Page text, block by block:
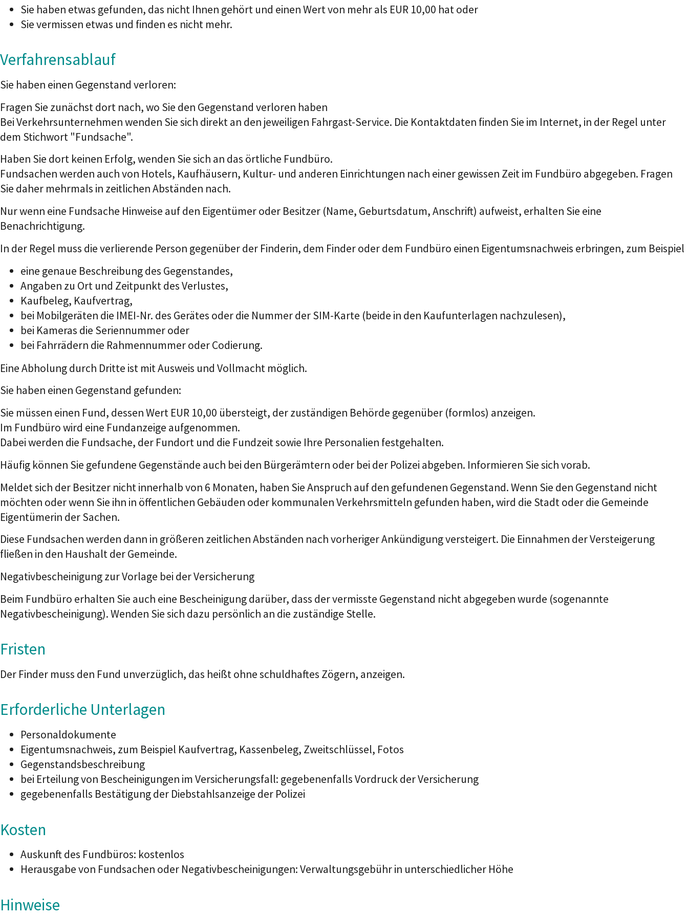
Sie haben etwas gefunden, das nicht Ihnen gehört und einen Wert von mehr als EUR 10,00 hat oder
Sie vermissen etwas und finden es nicht mehr.
Verfahrensablauf
Sie haben einen Gegenstand verloren:
Fragen Sie zunächst dort nach, wo Sie den Gegenstand verloren haben
Bei Verkehrsunternehmen wenden Sie sich direkt an den jeweiligen Fahrgast-Service. Die Kontaktdaten finden Sie im Internet, in der Regel unter
dem Stichwort "Fundsache".
Haben Sie dort keinen Erfolg, wenden Sie sich an das örtliche Fundbüro.
Fundsachen werden auch von Hotels, Kaufhäusern, Kultur- und anderen Einrichtungen nach einer gewissen Zeit im Fundbüro abgegeben. Fragen
Sie daher mehrmals in zeitlichen Abständen nach.
Nur wenn eine Fundsache Hinweise auf den Eigentümer oder Besitzer (Name, Geburtsdatum, Anschrift) aufweist, erhalten Sie eine
Benachrichtigung.
In der Regel muss die verlierende Person gegenüber der Finderin, dem Finder oder dem Fundbüro einen Eigentumsnachweis erbringen, zum Beispiel
eine genaue Beschreibung des Gegenstandes,
Angaben zu Ort und Zeitpunkt des Verlustes,
Kaufbeleg, Kaufvertrag,
bei Mobilgeräten die IMEI-Nr. des Gerätes oder die Nummer der SIM-Karte (beide in den Kaufunterlagen nachzulesen),
bei Kameras die Seriennummer oder
bei Fahrrädern die Rahmennummer oder Codierung.
Eine Abholung durch Dritte ist mit Ausweis und Vollmacht möglich.
Sie haben einen Gegenstand gefunden:
Sie müssen einen Fund, dessen Wert EUR 10,00 übersteigt, der zuständigen Behörde gegenüber (formlos) anzeigen.
Im Fundbüro wird eine Fundanzeige aufgenommen.
Dabei werden die Fundsache, der Fundort und die Fundzeit sowie Ihre Personalien festgehalten.
Häufig können Sie gefundene Gegenstände auch bei den Bürgerämtern oder bei der Polizei abgeben. Informieren Sie sich vorab.
Meldet sich der Besitzer nicht innerhalb von 6 Monaten, haben Sie Anspruch auf den gefundenen Gegenstand. Wenn Sie den Gegenstand nicht
möchten oder wenn Sie ihn in öffentlichen Gebäuden oder kommunalen Verkehrsmitteln gefunden haben, wird die Stadt oder die Gemeinde
Eigentümerin der Sachen.
Diese Fundsachen werden dann in größeren zeitlichen Abständen nach vorheriger Ankündigung versteigert. Die Einnahmen der Versteigerung
fließen in den Haushalt der Gemeinde.
Negativbescheinigung zur Vorlage bei der Versicherung
Beim Fundbüro erhalten Sie auch eine Bescheinigung darüber, dass der vermisste Gegenstand nicht abgegeben wurde (sogenannte
Negativbescheinigung). Wenden Sie sich dazu persönlich an die zuständige Stelle.
Fristen
Der Finder muss den Fund unverzüglich, das heißt ohne schuldhaftes Zögern, anzeigen.
Erforderliche Unterlagen
Personaldokumente
Eigentumsnachweis, zum Beispiel Kaufvertrag, Kassenbeleg, Zweitschlüssel, Fotos
Gegenstandsbeschreibung
bei Erteilung von Bescheinigungen im Versicherungsfall: gegebenenfalls Vordruck der Versicherung
gegebenenfalls Bestätigung der Diebstahlsanzeige der Polizei
Kosten
Auskunft des Fundbüros: kostenlos
Herausgabe von Fundsachen oder Negativbescheinigungen: Verwaltungsgebühr in unterschiedlicher Höhe
Hinweise